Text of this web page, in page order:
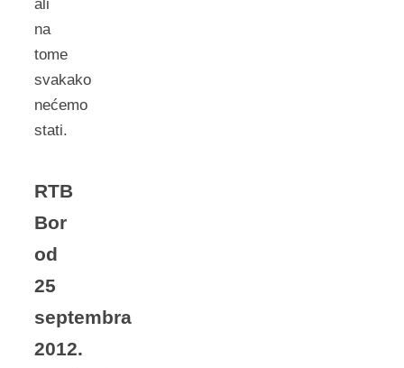
ali
na
tome
svakako
nećemo
stati.
RTB
Bor
od
25
septembra
2012.